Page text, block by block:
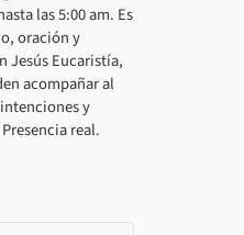
las 5:00 am. Es
oración y
Jesús Eucaristía,
acompañar al
y
real.